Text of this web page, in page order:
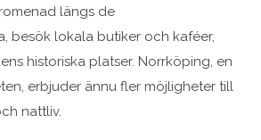
längs de
besök lokala butiker och kaféer,
historiska platser. Norrköping, en
erbjuder ännu fler möjligheter till
nattliv.